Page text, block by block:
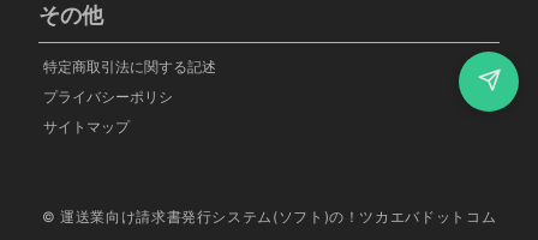
その他
特定商取引法に関する記述
プライバシーポリシ
サイトマップ
© 運送業向け請求書発行システム(ソフト)の！ツカエバドットコム